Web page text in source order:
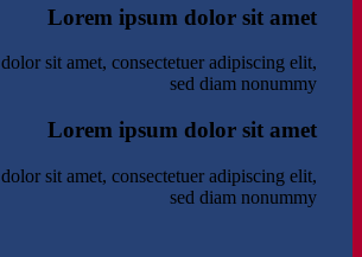
Lorem ipsum dolor sit amet
sit amet, consectetuer adipiscing elit,
sed diam nonummy
Lorem ipsum dolor sit amet
sit amet, consectetuer adipiscing elit,
sed diam nonummy